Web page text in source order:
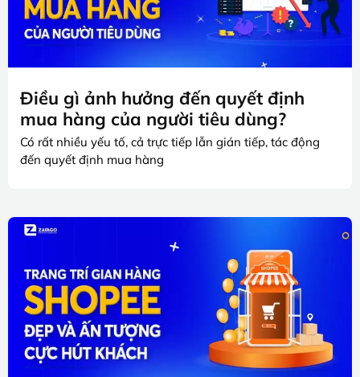
Điều gì ảnh hưởng đến quyết định
mua hàng của người tiêu dùng?
Có rất nhiều yếu tố, cả trực tiếp lẫn gián tiếp, tác động
đến quyết định mua hàng